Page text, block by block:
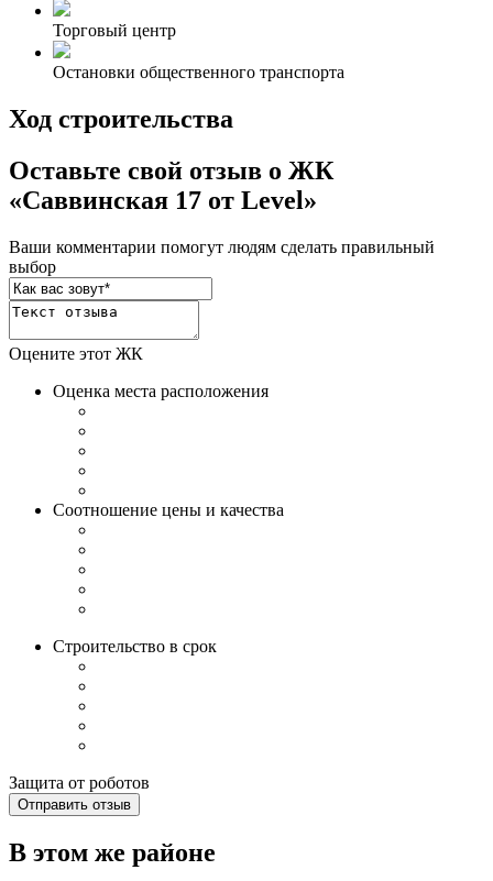
Торговый центр
Остановки общественного транспорта
Ход строительства
Оставьте свой отзыв о ЖК
«Саввинская 17 от Level»
Ваши комментарии помогут людям сделать правильный
выбор
Оцените этот ЖК
Оценка места расположения
Соотношение цены и качества
Строительство в срок
Защита от роботов
Отправить отзыв
В этом же районе